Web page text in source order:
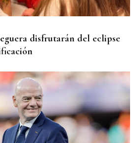
disfrutarán del eclipse